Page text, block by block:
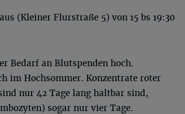
(Kleiner Flurstraße 5) von 15 bs 19:30
Bedarf an Blutspenden hoch.
im Hochsommer. Konzentrate roter
nur 42 Tage lang haltbar sind,
sogar nur vier Tage.